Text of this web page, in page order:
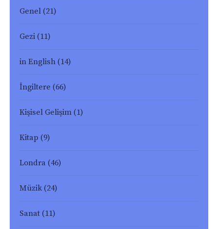
Genel (21)
Gezi (11)
in English (14)
İngiltere (66)
Kişisel Gelişim (1)
Kitap (9)
Londra (46)
Müzik(24)
Sanat (11)